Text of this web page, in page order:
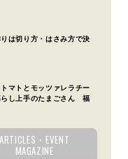
は切り方・はさみ方で決
マトとモッツァレラチー
らし上手のたまごさん 福
ARTICLES・EVENT
MAGAZINE